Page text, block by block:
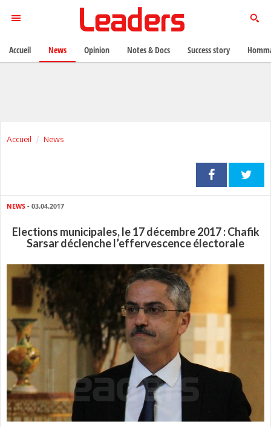
Accueil News
NEWS - 03.04.2017
Elections municipales, le 17 décembre 2017 : Chafik
Sarsar déclenche l’effervescence électorale
Accueil News Opinion Notes & Docs Success story